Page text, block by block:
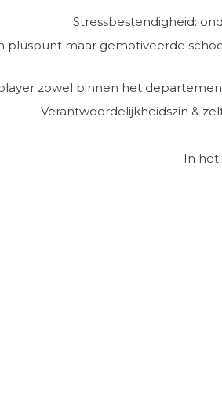
Stressbestendigheid:
pluspunt maar gemotiveerde
zowel binnen het
Verantwoordelijkheidszin &
In het